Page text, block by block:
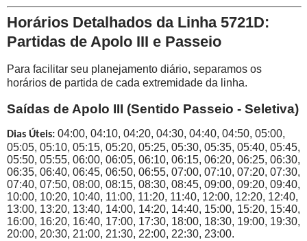
Horários Detalhados da Linha 5721D:
Partidas de Apolo III e Passeio
Para facilitar seu planejamento diário, separamos os
horários de partida de cada extremidade da linha.
Saídas de Apolo III (Sentido Passeio - Seletiva)
Dias Úteis: 04:00, 04:10, 04:20, 04:30, 04:40, 04:50, 05:00,
05:05, 05:10, 05:15, 05:20, 05:25, 05:30, 05:35, 05:40, 05:45,
05:50, 05:55, 06:00, 06:05, 06:10, 06:15, 06:20, 06:25, 06:30,
06:35, 06:40, 06:45, 06:50, 06:55, 07:00, 07:10, 07:20, 07:30,
07:40, 07:50, 08:00, 08:15, 08:30, 08:45, 09:00, 09:20, 09:40,
10:00, 10:20, 10:40, 11:00, 11:20, 11:40, 12:00, 12:20, 12:40,
13:00, 13:20, 13:40, 14:00, 14:20, 14:40, 15:00, 15:20, 15:40,
16:00, 16:20, 16:40, 17:00, 17:30, 18:00, 18:30, 19:00, 19:30,
20:00, 20:30, 21:00, 21:30, 22:00, 22:30, 23:00.